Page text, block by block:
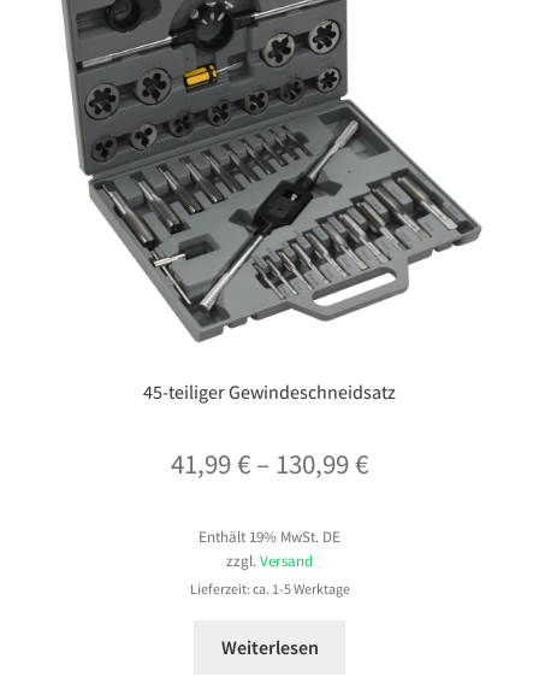
45-teiliger Gewindeschneidsatz
41,99€ – 130,99€Preisspanne:
Enthält 19% MwSt. DE
zzgl. Versand
Lieferzeit: ca. 1-5 Werktage
Weiterlesen